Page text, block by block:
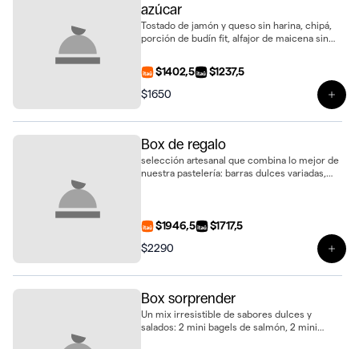
azúcar
Tostado de jamón y queso sin harina, chipá,
porción de budín fit, alfajor de maicena sin
saludable, ideal para regalar
$1402,5
$1237,5
$1650
Box de regalo
selección artesanal que combina lo mejor de
nuestra pastelería: barras dulces variadas,
$1946,5
$1717,5
$2290
Ver
Box sorprender
Un mix irresistible de sabores dulces y
salados: 2 mini bagels de salmón, 2 mini